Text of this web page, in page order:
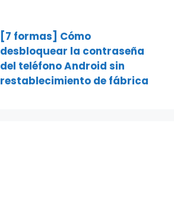
[7 formas] Cómo
desbloquear la contraseña
del teléfono Android sin
restablecimiento de fábrica